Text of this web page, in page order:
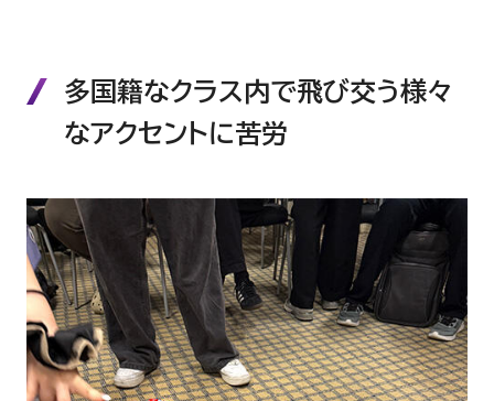
多国籍なクラス内で飛び交う様々
なアクセントに苦労